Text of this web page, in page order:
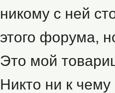
никому с ней
этого форума,
Это мой
Никто ни к